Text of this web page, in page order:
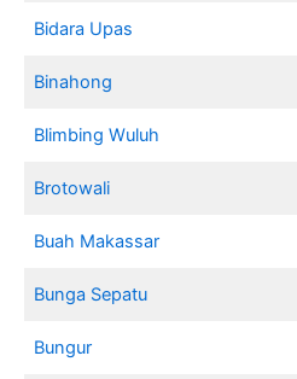
Bidara Upas
Binahong
Blimbing Wuluh
Brotowali
Buah Makassar
Bunga Sepatu
Bungur